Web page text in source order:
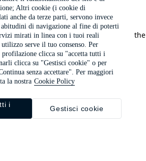
side exception has occurred (see the
for more information).
Altri cookie (i cookie di
anche da terze parti, servono invece
di navigazione al fine di poterti
mirati in linea con i tuoi reali
serve il tuo consenso. Per
profilazione clicca su "accetta tutti i
clicca su "Gestisci cookie" o per
senza accettare". Per maggiori
la nostra Cookie Policy
Gestisci cookie
i